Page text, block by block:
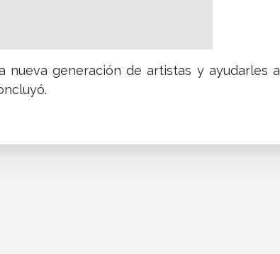
nueva generación de artistas y ayudarles a